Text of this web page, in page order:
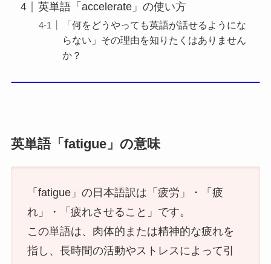
英単語「accelerate」の使い方
「何をどうやっても英語が話せるようにな
らない」その理由を知りたくはありません
か？
英単語「fatigue」の意味
「fatigue」の日本語訳は「疲労」・「疲
れ」・「疲れさせること」です。
この単語は、肉体的または精神的な疲れを
指し、長時間の活動やストレスによって引